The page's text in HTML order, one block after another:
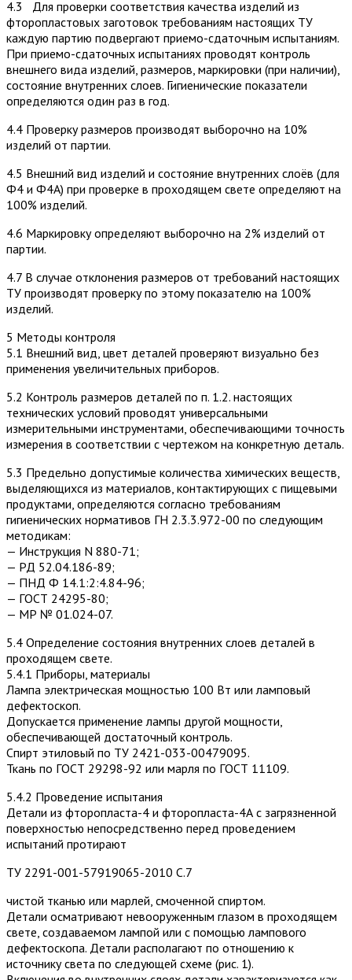
4.3 Для проверки соответствия качества изделий из
фторопластовых заготовок требованиям настоящих ТУ
каждую партию подвергают приемо-сдаточным испытаниям.
При приемо-сдаточных испытаниях проводят контроль
внешнего вида изделий, размеров, маркировки (при наличии),
состояние внутренних слоев. Гигиенические показатели
определяются один раз в год.
4.4 Проверку размеров производят выборочно на 10%
изделий от партии.
4.5 Внешний вид изделий и состояние внутренних слоёв (для
Ф4 и Ф4А) при проверке в проходящем свете определяют на
100% изделий.
4.6 Маркировку определяют выборочно на 2% изделий от
партии.
4.7 В случае отклонения размеров от требований настоящих
ТУ производят проверку по этому показателю на 100%
изделий.
5 Методы контроля
5.1 Внешний вид, цвет деталей проверяют визуально без
применения увеличительных приборов.
5.2 Контроль размеров деталей по п. 1.2. настоящих
технических условий проводят универсальными
измерительными инструментами, обеспечивающими точность
измерения в соответствии с чертежом на конкретную деталь.
5.3 Предельно допустимые количества химических веществ,
выделяющихся из материалов, контактирующих с пищевыми
продуктами, определяются согласно требованиям
гигиенических нормативов ГН 2.3.3.972-00 по следующим
методикам:
— Инструкция N 880-71;
— РД 52.04.186-89;
— ПНД Ф 14.1:2:4.84-96;
— ГОСТ 24295-80;
— МР № 01.024-07.
5.4 Определение состояния внутренних слоев деталей в
проходящем свете.
5.4.1 Приборы, материалы
Лампа электрическая мощностью 100 Вт или ламповый
дефектоскоп.
Допускается применение лампы другой мощности,
обеспечивающей достаточный контроль.
Спирт этиловый по ТУ 2421-033-00479095.
Ткань по ГОСТ 29298-92 или марля по ГОСТ 11109.
5.4.2 Проведение испытания
Детали из фторопласта-4 и фторопласта-4А с загрязненной
поверхностью непосредственно перед проведением
испытаний протирают
ТУ 2291-001-57919065-2010 С.7
чистой тканью или марлей, смоченной спиртом.
Детали осматривают невооруженным глазом в проходящем
свете, создаваемом лампой или с помощью лампового
дефектоскопа. Детали располагают по отношению к
источнику света по следующей схеме (рис. 1).